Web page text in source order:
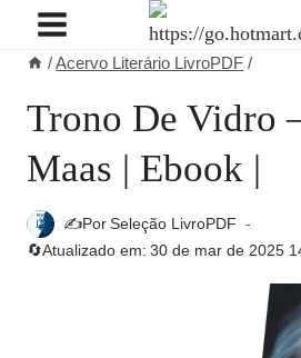
Pular
Conteúdo
/Acervo Literário LivroPDF /
Trono De Vidro
Maas | Ebook |
✍️PorSeleção LivroPDF
🔄Atualizado em: 30 de mar de 2025